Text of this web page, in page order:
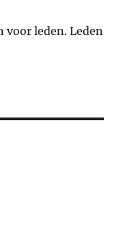
voor leden. Leden